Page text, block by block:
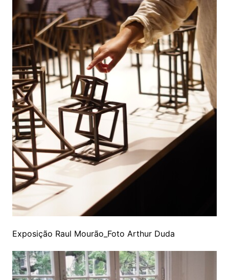
Exposição Raul Mourão_Foto Arthur Duda